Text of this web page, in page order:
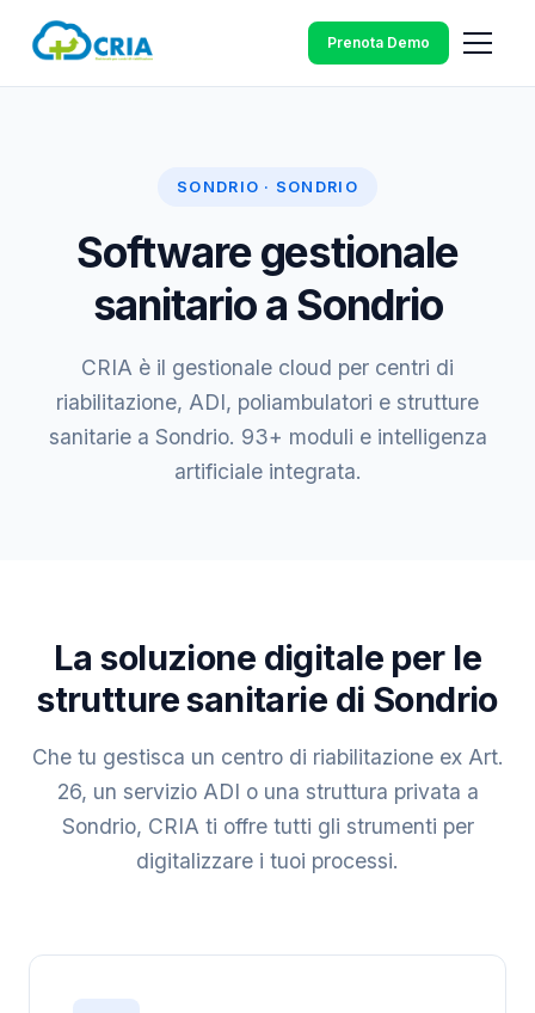
Prenota Demo
SONDRIO · SONDRIO
Software gestionale
sanitario a Sondrio
CRIA è il gestionale cloud per centri di
riabilitazione, ADI, poliambulatori e strutture
sanitarie a Sondrio. 93+ moduli e intelligenza
artificiale integrata.
La soluzione digitale per le
strutture sanitarie di Sondrio
Che tu gestisca un centro di riabilitazione ex Art.
26, un servizio ADI o una struttura privata a
Sondrio, CRIA ti offre tutti gli strumenti per
digitalizzare i tuoi processi.